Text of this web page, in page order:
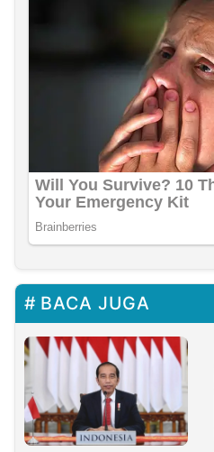
BACA JUGA